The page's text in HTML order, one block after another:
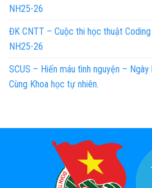
NH25-26
ĐK CNTT – Cuộc thi học thuật
NH25-26
SCUS – Hiến máu tình nguyện –
Cùng Khoa học tự nhiên.